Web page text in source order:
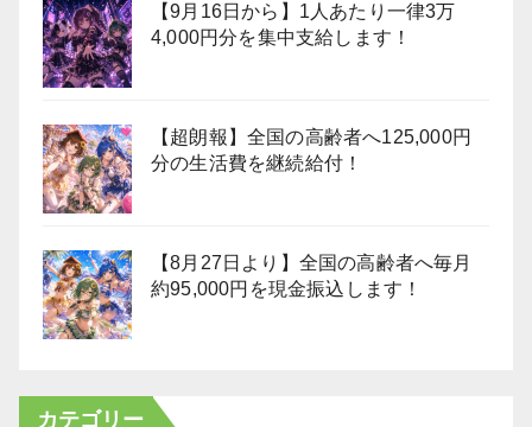
【9月16日から】1人あたり一律3万
4,000円分を集中支給します！
【超朗報】全国の高齢者へ125,000円
分の生活費を継続給付！
【8月27日より】全国の高齢者へ毎月
約95,000円を現金振込します！
カテゴリー